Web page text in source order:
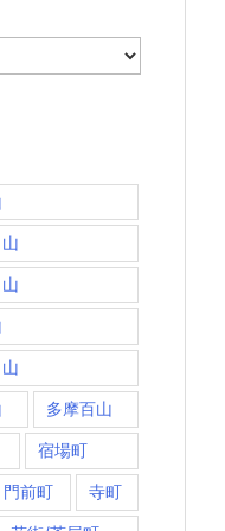
多摩百山
宿場町
門前町 寺町